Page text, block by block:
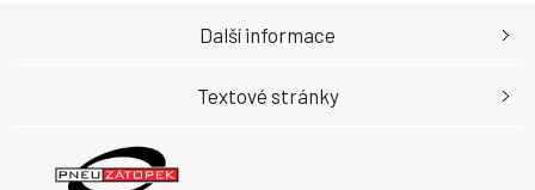
Další informace
Textové stránky